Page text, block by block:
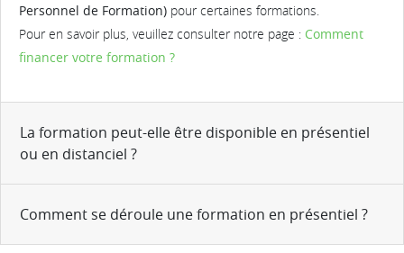
Personnel de Formation) pour certaines formations.
Pour en savoir plus, veuillez consulter notre page : Comment
financer votre formation ?
La formation peut-elle être disponible en présentiel
ou en distanciel ?
Comment se déroule une formation en présentiel ?